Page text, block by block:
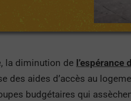
la diminution de l’espérance
des aides d’accès au
budgétaires qui